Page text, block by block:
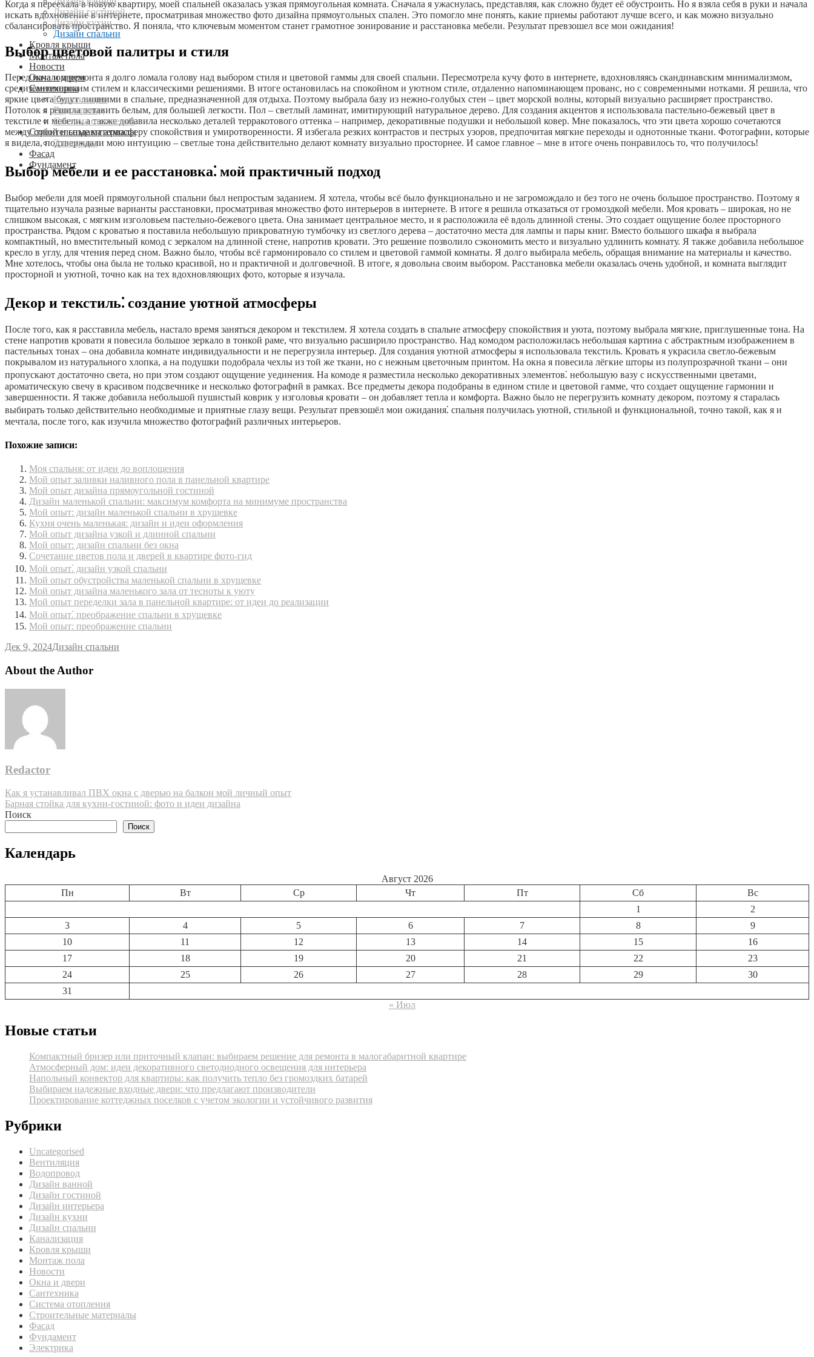
Дизайн гостиной
Дизайн кухни
Дизайн спальни
Кровля крыши
Монтаж пола
Новости
Окна и двери
Сантехника
Канализация
Водопровод
Система отопления
Строительные материалы
Электрика
Фасад
Фундамент
Когда я переехала в новую квартиру, моей спальней оказалась узкая прямоугольная комната. Сначала я ужаснулась, представляя, как сложно будет её обустроить. Но я взяла себя в руки и начала
искать вдохновение в интернете, просматривая множество фото дизайна прямоугольных спален. Это помогло мне понять, какие приемы работают лучше всего, и как можно визуально
сбалансировать пространство. Я поняла, что ключевым моментом станет грамотное зонирование и расстановка мебели. Результат превзошел все мои ожидания!
Выбор цветовой палитры и стиля
Перед началом ремонта я долго ломала голову над выбором стиля и цветовой гаммы для своей спальни. Пересмотрела кучу фото в интернете, вдохновляясь скандинавским минимализмом,
средиземноморским стилем и классическими решениями. В итоге остановилась на спокойном и уютном стиле, отдаленно напоминающем прованс, но с современными нотками. Я решила, что
яркие цвета будут лишними в спальне, предназначенной для отдыха. Поэтому выбрала базу из нежно-голубых стен – цвет морской волны, который визуально расширяет пространство.
Потолок я решила оставить белым, для большей легкости. Пол – светлый ламинат, имитирующий натуральное дерево. Для создания акцентов я использовала пастельно-бежевый цвет в
текстиле и мебели, а также добавила несколько деталей терракотового оттенка – например, декоративные подушки и небольшой ковер. Мне показалось, что эти цвета хорошо сочетаются
между собой и создают атмосферу спокойствия и умиротворенности. Я избегала резких контрастов и пестрых узоров, предпочитая мягкие переходы и однотонные ткани. Фотографии, которые
я видела, подтверждали мою интуицию – светлые тона действительно делают комнату визуально просторнее. И самое главное – мне в итоге очень понравилось то, что получилось!
Выбор мебели и ее расстановка⁚ мой практичный подход
Выбор мебели для моей прямоугольной спальни был непростым заданием. Я хотела, чтобы всё было функционально и не загромождало и без того не очень большое пространство. Поэтому я
тщательно изучала разные варианты расстановки, просматривая множество фото интерьеров в интернете. В итоге я решила отказаться от громоздкой мебели. Моя кровать – широкая, но не
слишком высокая, с мягким изголовьем пастельно-бежевого цвета. Она занимает центральное место, и я расположила её вдоль длинной стены. Это создает ощущение более просторного
пространства. Рядом с кроватью я поставила небольшую прикроватную тумбочку из светлого дерева – достаточно места для лампы и пары книг. Вместо большого шкафа я выбрала
компактный, но вместительный комод с зеркалом на длинной стене, напротив кровати. Это решение позволило сэкономить место и визуально удлинить комнату. Я также добавила небольшое
кресло в углу, для чтения перед сном. Важно было, чтобы всё гармонировало со стилем и цветовой гаммой комнаты. Я долго выбирала мебель, обращая внимание на материалы и качество.
Мне хотелось, чтобы она была не только красивой, но и практичной и долговечной. В итоге, я довольна своим выбором. Расстановка мебели оказалась очень удобной, и комната выглядит
просторной и уютной, точно как на тех вдохновляющих фото, которые я изучала.
Декор и текстиль⁚ создание уютной атмосферы
После того, как я расставила мебель, настало время заняться декором и текстилем. Я хотела создать в спальне атмосферу спокойствия и уюта, поэтому выбрала мягкие, приглушенные тона. На
стене напротив кровати я повесила большое зеркало в тонкой раме, что визуально расширило пространство. Над комодом расположилась небольшая картина с абстрактным изображением в
пастельных тонах – она добавила комнате индивидуальности и не перегрузила интерьер. Для создания уютной атмосферы я использовала текстиль. Кровать я украсила светло-бежевым
покрывалом из натурального хлопка, а на подушки подобрала чехлы из той же ткани, но с нежным цветочным принтом. На окна я повесила лёгкие шторы из полупрозрачной ткани – они
пропускают достаточно света, но при этом создают ощущение уединения. На комоде я разместила несколько декоративных элементов⁚ небольшую вазу с искусственными цветами,
ароматическую свечу в красивом подсвечнике и несколько фотографий в рамках. Все предметы декора подобраны в едином стиле и цветовой гамме, что создает ощущение гармонии и
завершенности. Я также добавила небольшой пушистый коврик у изголовья кровати – он добавляет тепла и комфорта. Важно было не перегрузить комнату декором, поэтому я старалась
выбирать только действительно необходимые и приятные глазу вещи. Результат превзошёл мои ожидания⁚ спальня получилась уютной, стильной и функциональной, точно такой, как я и
мечтала, после того, как изучила множество фотографий различных интерьеров.
Похожие записи:
Моя спальня: от идеи до воплощения
Мой опыт заливки наливного пола в панельной квартире
Мой опыт дизайна прямоугольной гостиной
Дизайн маленькой спальни: максимум комфорта на минимуме пространства
Мой опыт: дизайн маленькой спальни в хрущевке
Кухня очень маленькая: дизайн и идеи оформления
Мой опыт дизайна узкой и длинной спальни
Мой опыт: дизайн спальни без окна
Сочетание цветов пола и дверей в квартире фото-гид
Мой опыт⁚ дизайн узкой спальни
Мой опыт обустройства маленькой спальни в хрущевке
Мой опыт дизайна маленького зала от тесноты к уюту
Мой опыт переделки зала в панельной квартире: от идеи до реализации
Мой опыт⁚ преображение спальни в хрущевке
Мой опыт: преображение спальни
Дек 9, 2024Дизайн спальни
About the Author
Redactor
Навигация
по
Как я устанавливал ПВХ окна с дверью на балкон мой личный опыт
Барная стойка для кухни-гостиной: фото и идеи дизайна
Поиск
Поиск
Календарь
Август 2026
Пн
Вт Ср Чт Пт Сб
Вс
1
2
3
4 5 6 7 8
9
10
11 12 13 14 15
16
17
18 19 20 21 22
23
24
25 26 27 28 29
30
31
« Июл
Новые статьи
Компактный бризер или приточный клапан: выбираем решение для ремонта в малогабаритной квартире
Атмосферный дом: идеи декоративного светодиодного освещения для интерьера
Напольный конвектор для квартиры: как получить тепло без громоздких батарей
Выбираем надежные входные двери: что предлагают производители
Проектирование коттеджных поселков с учетом экологии и устойчивого развития
Рубрики
Uncategorised
Вентиляция
Водопровод
Дизайн ванной
Дизайн гостиной
Дизайн интерьера
Дизайн кухни
Дизайн спальни
Канализация
Кровля крыши
Монтаж пола
Новости
Окна и двери
Сантехника
Система отопления
Строительные материалы
Фасад
Фундамент
Электрика